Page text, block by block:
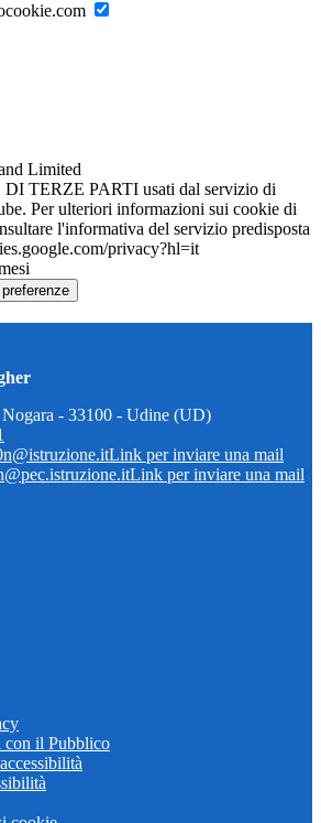
Limited
TERZE PARTI usati dal servizio di
Per ulteriori informazioni sui cookie di
l'informativa del servizio predisposta
privacy?hl=it
- 33100 - Udine (UD)
Link per inviare una mail
Link per inviare una mail
il Pubblico